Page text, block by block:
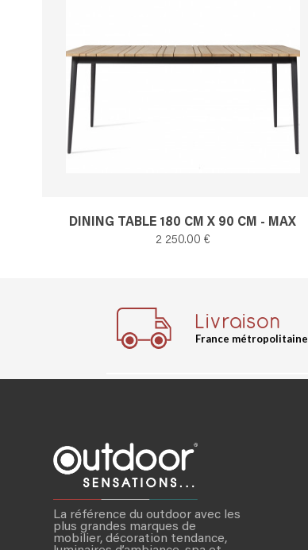
DINING TABLE 180 CM X 90 CM - MAX
2 250.00 €
Livraison
France métropolitaine
La référence du outdoor avec les
plus grandes marques de
mobilier, décoration tendance,